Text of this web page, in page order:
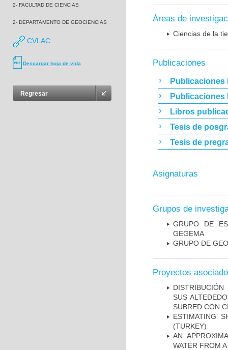
2- FACULTAD DE CIENCIAS
2- DEPARTAMENTO DE GEOCIENCIAS
CVLAC
Descargar hoja de vida
Regresar
Áreas de
Ciencias de la
Publicaciones
Publicaciones
Publicaciones
Libros
Tesis de
Tesis de
Asignaturas
Grupos de
GRUPO DE
GEGEMA
GRUPO DE
Proyectos
SUS
SUBRED CON
ESTIMATING
(TURKEY)
AN
WATER FROM